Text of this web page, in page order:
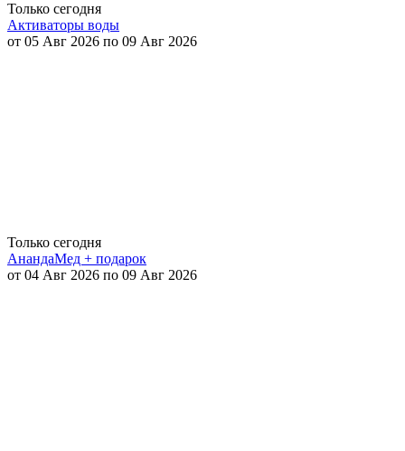
Только сегодня
Активаторы воды
от 05 Авг 2026 по 09 Авг 2026
Только сегодня
АнандаМед + подарок
от 04 Авг 2026 по 09 Авг 2026